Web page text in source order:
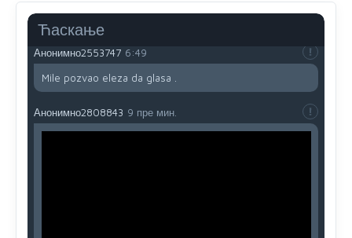
Ћаскање
Анонимно2553747 6:49
Mile pozvao eleza da glasa .
Анонимно2808843 9 пре мин.